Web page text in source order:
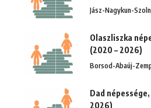
Jász-Nagykun-
Olaszliszka
(2020 – 2026)
Borsod-Abaúj-
Dad
2026)